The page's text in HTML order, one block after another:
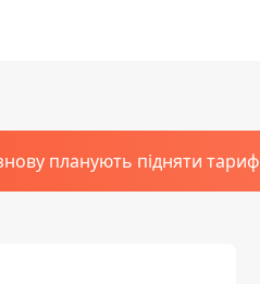
планують підняти тариф